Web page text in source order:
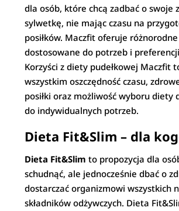
dla osób, które chcą zadbać o swoje
sylwetkę, nie mając czasu na
posiłków. Maczfit oferuje
dostosowane do potrzeb i
Korzyści z diety pudełkowej Maczfit
wszystkim oszczędność czasu,
posiłki oraz możliwość wyboru diety
do indywidualnych potrzeb.
Dieta Fit&Slim – dla
Dieta Fit&Slim to propozycja dla
schudnąć, ale jednocześnie dbać o
dostarczać organizmowi wszystkich
składników odżywczych. Dieta